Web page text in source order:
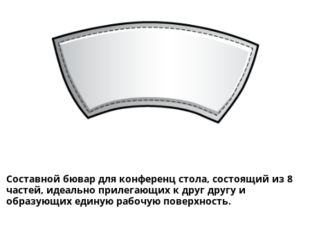
Составной бювар для конференц стола, состоящий из 8
частей, идеально прилегающих к друг другу и
образующих единую рабочую поверхность.